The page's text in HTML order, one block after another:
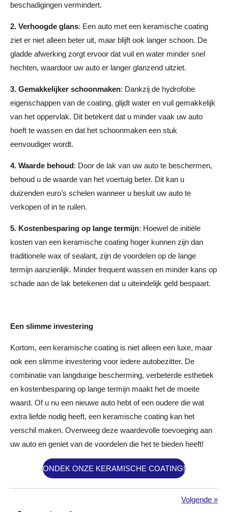
beschadigingen vermindert.
2. Verhoogde glans: Een auto met een keramische coating
ziet er niet alleen beter uit, maar blijft ook langer schoon. De
gladde afwerking zorgt ervoor dat vuil en water minder snel
hechten, waardoor uw auto er langer glanzend uitziet.
3. Gemakkelijker schoonmaken: Dankzij de hydrofobe
eigenschappen van de coating, glijdt water en vuil gemakkelijk
van het oppervlak. Dit betekent dat u minder vaak uw auto
hoeft te wassen en dat het schoonmaken een stuk
eenvoudiger wordt.
4. Waarde behoud: Door de lak van uw auto te beschermen,
behoud u de waarde van het voertuig beter. Dit kan u
duizenden euro’s schelen wanneer u besluit uw auto te
verkopen of in te ruilen.
5. Kostenbesparing op lange termijn: Hoewel de initiële
kosten van een keramische coating hoger kunnen zijn dan
traditionele wax of sealant, zijn de voordelen op de lange
termijn aanzienlijk. Minder frequent wassen en minder kans op
schade aan de lak betekenen dat u uiteindelijk geld bespaart.
Een slimme investering
Kortom, een keramische coating is niet alleen een luxe, maar
ook een slimme investering voor iedere autobezitter. De
combinatie van langdurige bescherming, verbeterde esthetiek
en kostenbesparing op lange termijn maakt het de moeite
waard. Of u nu een nieuwe auto hebt of een oudere die wat
extra liefde nodig heeft, een keramische coating kan het
verschil maken. Overweeg deze waardevolle toevoeging aan
uw auto en geniet van de voordelen die het te bieden heeft!
ONDEK ONZE KERAMISCHE COATING!
Volgende »